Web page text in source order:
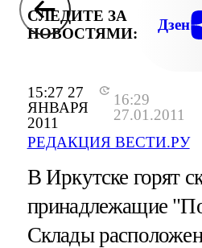
15:27 27
ЯНВАРЯ
2011
16:29
27.01.2011
РЕДАКЦИЯ ВЕСТИ.РУ
СЛЕДИТЕ ЗА
НОВОСТЯМИ:
Дзен
В Иркутске горят
принадлежащие
Склады